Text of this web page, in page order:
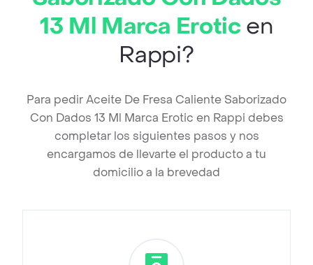
13 Ml Marca Eroticen
Rappi?
Para pedir Aceite De Fresa Caliente Saborizado
Con Dados 13 Ml Marca Erotic en Rappi debes
completar los siguientes pasos y nos
encargamos de llevarte el producto a tu
domicilio a la brevedad